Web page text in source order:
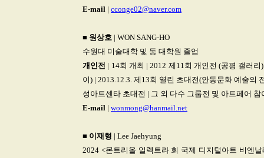
E-mail | cconge02@naver.com
■ 원상호 | WON SANG-HO
수원대 미술대학 및 동 대학원 졸업
개인전 | 14회 개최 | 2012 제11회 개인전 (공평 갤러
이) | 2013.12.3. 제13회 열린 초대전(안동문화 예술의
성아트센타 초대전 | 그 외 다수 그룹전 및 아트페어 참
E-mail | wonmong@hanmail.net
■ 이재형 | Lee Jaehyung
2024 <몬트리올 일렉트라 회 국제 디지털아트 비엔